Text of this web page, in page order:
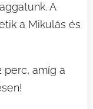
A
a Mikulás és
perc, amíg a